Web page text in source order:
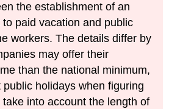
the establishment of an
paid vacation and public
workers. The details differ by
may offer their
than the national minimum,
holidays when figuring
into account the length of